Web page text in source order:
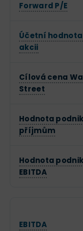
Forward P/E
Účetní
akcii
Cílová cena
Street
Hodnota
příjmům
Hodnota
EBITDA
EBITDA